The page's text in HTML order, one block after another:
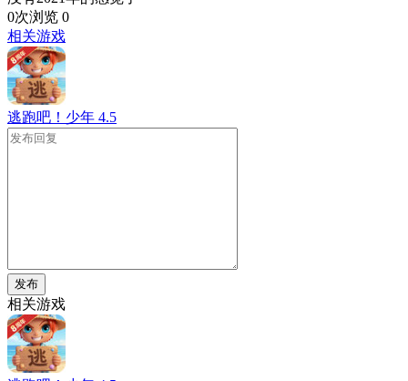
0次浏览 0
相关游戏
逃跑吧！少年 4.5
发布
相关游戏